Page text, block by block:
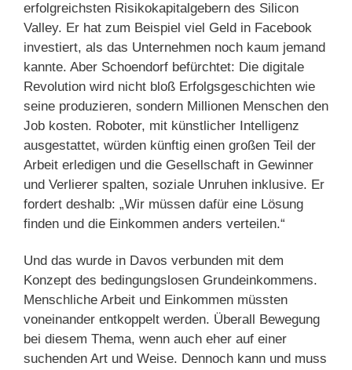
erfolgreichsten Risikokapitalgebern des Silicon
Valley. Er hat zum Beispiel viel Geld in Facebook
investiert, als das Unternehmen noch kaum jemand
kannte. Aber Schoendorf befürchtet: Die digitale
Revolution wird nicht bloß Erfolgsgeschichten wie
seine produzieren, sondern Millionen Menschen den
Job kosten. Roboter, mit künstlicher Intelligenz
ausgestattet, würden künftig einen großen Teil der
Arbeit erledigen und die Gesellschaft in Gewinner
und Verlierer spalten, soziale Unruhen inklusive. Er
fordert deshalb: „Wir müssen dafür eine Lösung
finden und die Einkommen anders verteilen.“
Und das wurde in Davos verbunden mit dem
Konzept des bedingungslosen Grundeinkommens.
Menschliche Arbeit und Einkommen müssten
voneinander entkoppelt werden. Überall Bewegung
bei diesem Thema, wenn auch eher auf einer
suchenden Art und Weise. Dennoch kann und muss